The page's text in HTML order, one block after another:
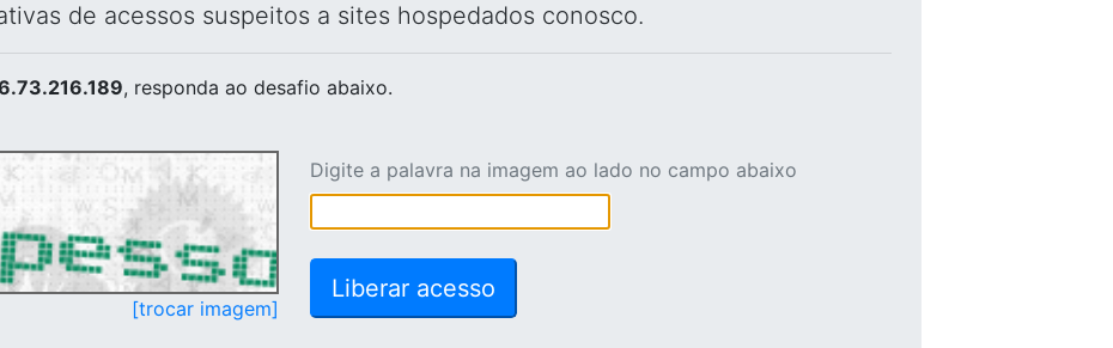
de acessos suspeitos a sites hospedados conosco.
, responda ao desafio abaixo.
[trocar imagem]
Digite a palavra na imagem ao lado no campo abaixo